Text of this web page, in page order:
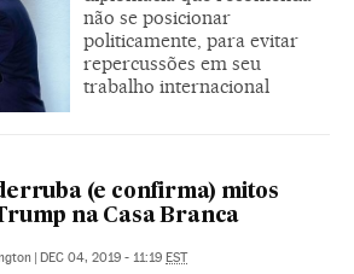
não se posicionar
politicamente, para evitar
repercussões em seu
trabalho internacional
(e confirma) mitos
na Casa Branca
| DEC 04, 2019 - 11:19 EST